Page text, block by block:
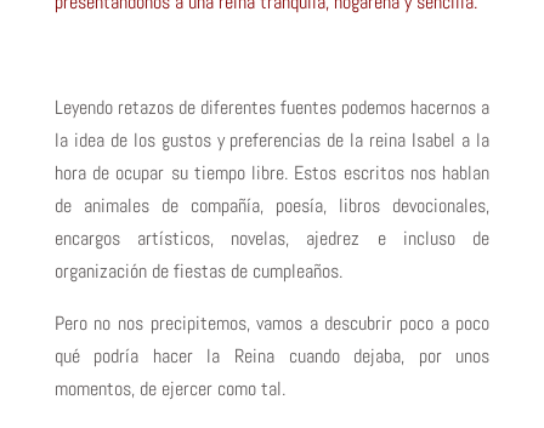
Leyendo retazos de diferentes fuentes podemos hacernos a
la idea de los gustos y preferencias de la reina Isabel a la
hora de ocupar su tiempo libre. Estos escritos nos hablan
de animales de compañía, poesía, libros devocionales,
encargos artísticos, novelas, ajedrez e incluso de
organización de fiestas de cumpleaños.
Pero no nos precipitemos, vamos a descubrir poco a poco
qué podría hacer la Reina cuando dejaba, por unos
momentos, de ejercer como tal.